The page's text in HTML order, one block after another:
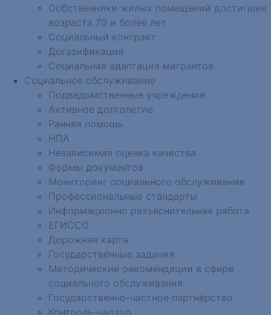
Собственники жилых помещений достигшие
возраста 70 и более лет
Социальный контракт
Догазификация
Социальная адаптация мигрантов
Социальное обслуживание
Подведомственные учреждения
Активное долголетие
Ранняя помощь
НПА
Независимая оценка качества
Формы документов
Мониторинг социального обслуживания
Профессиональные стандарты
Информационно разъяснительная работа
ЕГИССО
Дорожная карта
Государственные задания
Методические рекомендации в сфере
социального обслуживания
Государственно-частное партнёрство
Контроль-надзор